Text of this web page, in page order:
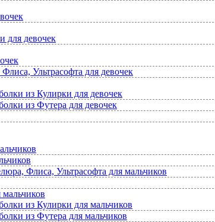
для девочек
Ультрасофта для девочек
из Кулирки для девочек
из Футера для девочек
Флиса, Ультрасофта для мальчиков
из Кулирки для мальчиков
из Футера для мальчиков